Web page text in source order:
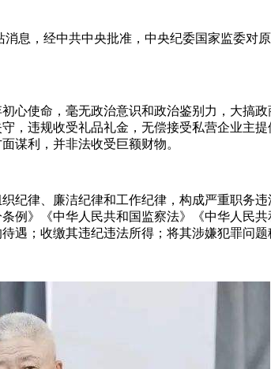
息，经中共中央批准，中央纪委国家监委
心使命，毫无政治意识和政治鉴别力，大搞
，违规收受礼品礼金，无偿接受私营企业主
谋利，并非法收受巨额财物。
纪律、廉洁纪律和工作纪律，构成严重职务
例》《中华人民共和国监察法》《中华人民
遇；收缴其违纪违法所得；将其涉嫌犯罪问